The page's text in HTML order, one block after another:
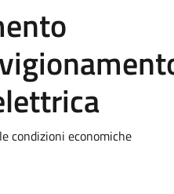
condizioni economiche